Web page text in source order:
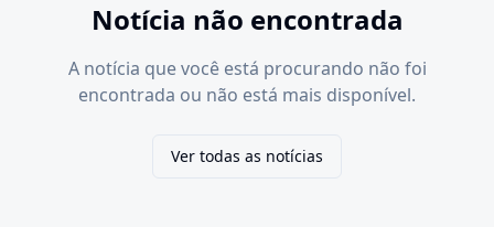
Notícia não encontrada
A notícia que você está procurando não foi
encontrada ou não está mais disponível.
Ver todas as notícias